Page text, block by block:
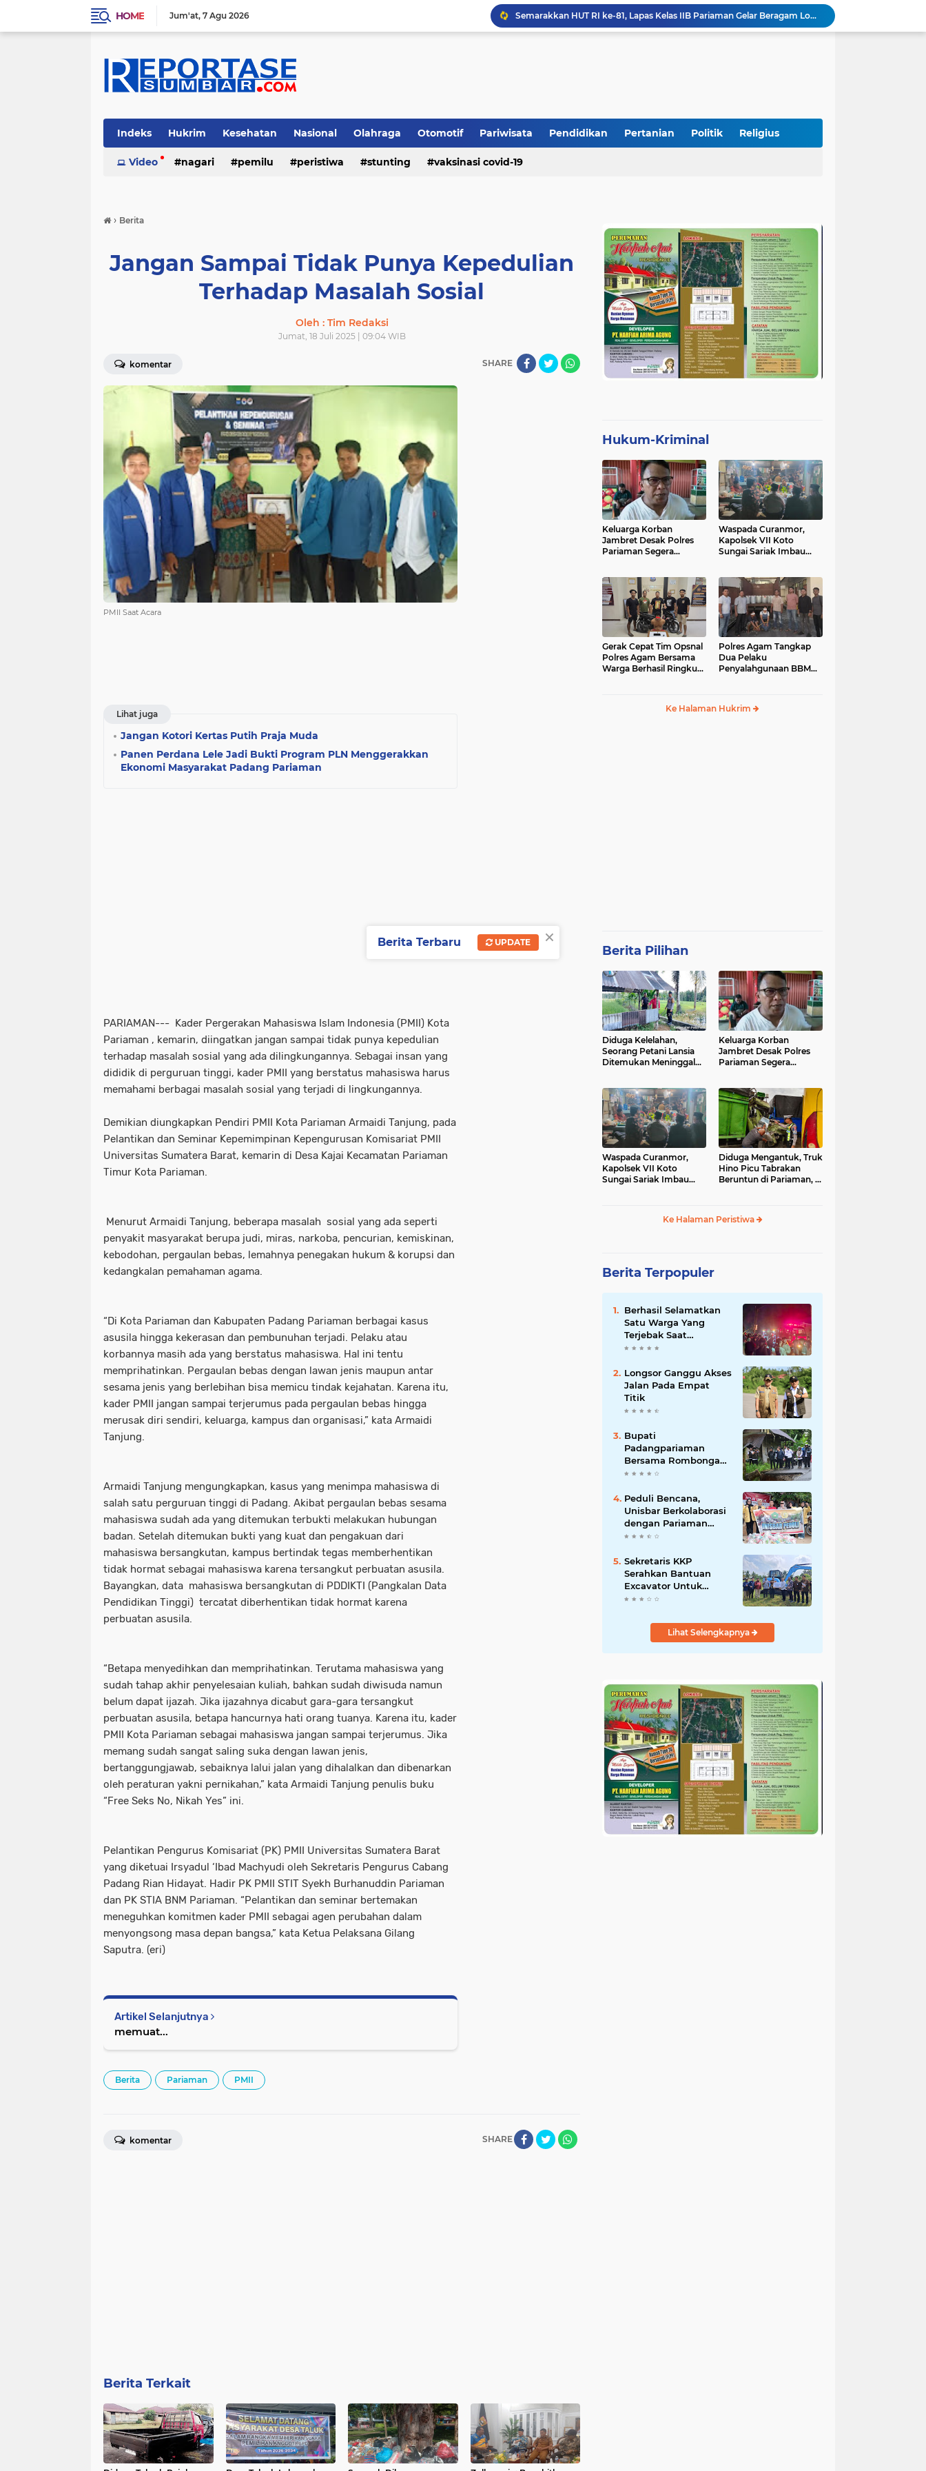
HOME Jum'at 7 Agu 2026
Semarakkan HUT RI ke-81, Lapas Kelas IIB Pariaman Gelar Beragam Lomba
STIT Syekh Burhanuddin Pariaman Jadi Tuan Rumah Sosialisasi Penguatan Ideologi Pancasila Bersama BPIP dan DPR RI
Pemkab Perkuat Komitmen Dalam Kehidupan Masyarakat Yang Harmonis
Indeks Hukrim Kesehatan Nasional Olahraga Otomotif Pariwisata Pendidikan Pertanian Politik Religius
Video nagari pemilu peristiwa stunting vaksinasi covid-19
› Berita
Jangan Sampai Tidak Punya Kepedulian
Terhadap Masalah Sosial
Oleh : Tim Redaksi
Jumat, 18 Juli 2025 | 09:04 WIB
komentar SHARE
PMII Saat Acara
Lihat juga
Jangan Kotori Kertas Putih Praja Muda
Panen Perdana Lele Jadi Bukti Program PLN Menggerakkan
Ekonomi Masyarakat Padang Pariaman
PARIAMAN--- Kader Pergerakan Mahasiswa Islam Indonesia (PMII) Kota
Pariaman , kemarin, diingatkan jangan sampai tidak punya kepedulian
terhadap masalah sosial yang ada dilingkungannya. Sebagai insan yang
dididik di perguruan tinggi, kader PMII yang berstatus mahasiswa harus
memahami berbagai masalah sosial yang terjadi di lingkungannya.
Demikian diungkapkan Pendiri PMII Kota Pariaman Armaidi Tanjung, pada
Pelantikan dan Seminar Kepemimpinan Kepengurusan Komisariat PMII
Universitas Sumatera Barat, kemarin di Desa Kajai Kecamatan Pariaman
Timur Kota Pariaman.
Menurut Armaidi Tanjung, beberapa masalah sosial yang ada seperti
penyakit masyarakat berupa judi, miras, narkoba, pencurian, kemiskinan,
kebodohan, pergaulan bebas, lemahnya penegakan hukum & korupsi dan
kedangkalan pemahaman agama.
“Di Kota Pariaman dan Kabupaten Padang Pariaman berbagai kasus
asusila hingga kekerasan dan pembunuhan terjadi. Pelaku atau
korbannya masih ada yang berstatus mahasiswa. Hal ini tentu
memprihatinkan. Pergaulan bebas dengan lawan jenis maupun antar
sesama jenis yang berlebihan bisa memicu tindak kejahatan. Karena itu,
kader PMII jangan sampai terjerumus pada pergaulan bebas hingga
merusak diri sendiri, keluarga, kampus dan organisasi,” kata Armaidi
Tanjung.
Armaidi Tanjung mengungkapkan, kasus yang menimpa mahasiswa di
salah satu perguruan tinggi di Padang. Akibat pergaulan bebas sesama
mahasiswa sudah ada yang ditemukan terbukti melakukan hubungan
badan. Setelah ditemukan bukti yang kuat dan pengakuan dari
mahasiswa bersangkutan, kampus bertindak tegas memberhentikan
tidak hormat sebagai mahasiswa karena tersangkut perbuatan asusila.
Bayangkan, data mahasiswa bersangkutan di PDDIKTI (Pangkalan Data
Pendidikan Tinggi) tercatat diberhentikan tidak hormat karena
perbuatan asusila.
“Betapa menyedihkan dan memprihatinkan. Terutama mahasiswa yang
sudah tahap akhir penyelesaian kuliah, bahkan sudah diwisuda namun
belum dapat ijazah. Jika ijazahnya dicabut gara-gara tersangkut
perbuatan asusila, betapa hancurnya hati orang tuanya. Karena itu, kader
PMII Kota Pariaman sebagai mahasiswa jangan sampai terjerumus. Jika
memang sudah sangat saling suka dengan lawan jenis,
bertanggungjawab, sebaiknya lalui jalan yang dihalalkan dan dibenarkan
oleh peraturan yakni pernikahan,” kata Armaidi Tanjung penulis buku
“Free Seks No, Nikah Yes” ini.
Pelantikan Pengurus Komisariat (PK) PMII Universitas Sumatera Barat
yang diketuai Irsyadul ‘Ibad Machyudi oleh Sekretaris Pengurus Cabang
Padang Rian Hidayat. Hadir PK PMII STIT Syekh Burhanuddin Pariaman
dan PK STIA BNM Pariaman. “Pelantikan dan seminar bertemakan
meneguhkan komitmen kader PMII sebagai agen perubahan dalam
menyongsong masa depan bangsa,” kata Ketua Pelaksana Gilang
Saputra. (eri)
Artikel Selanjutnya
memuat...
Berita Pariaman PMII
SHARE
komentar
Berita Terkait
Hukum-Kriminal
Keluarga Korban
Jambret Desak Polres
Pariaman Segera
Waspada Curanmor,
Kapolsek VII Koto
Sungai Sariak Imbau
Gerak Cepat Tim Opsnal
Polres Agam Bersama
Warga Berhasil Ringkus
Polres Agam Tangkap
Dua Pelaku
Penyalahgunaan BBM
Ke Halaman Hukrim
Berita Pilihan
Diduga Kelelahan,
Seorang Petani Lansia
Ditemukan Meninggal
Keluarga Korban
Jambret Desak Polres
Pariaman Segera
Waspada Curanmor,
Kapolsek VII Koto
Sungai Sariak Imbau
Diduga Mengantuk, Truk
Hino Picu Tabrakan
Beruntun di Pariaman, 5
Ke Halaman Peristiwa
Berita Terpopuler
Berhasil Selamatkan
Satu Warga Yang
Terjebak Saat
Kebakaran
Longsor Ganggu Akses
Jalan Pada Empat
Titik
Bupati
Padangpariaman
Bersama Rombongan
Jemput Aspirasi
Peduli Bencana,
Unisbar Berkolaborasi
dengan Pariaman
Women Power
untuk Korban Banjir di
Padang
Sekretaris KKP
Serahkan Bantuan
Excavator Untuk
Pelaku Usaha
Lihat Selengkapnya
×
Berita Terbaru UPDATE